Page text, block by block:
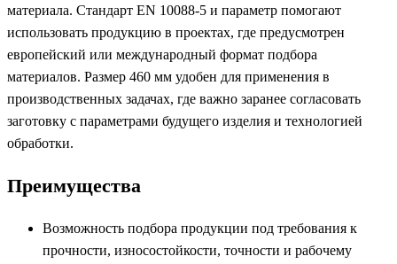
материала. Стандарт EN 10088-5 и параметр помогают
использовать продукцию в проектах, где предусмотрен
европейский или международный формат подбора
материалов. Размер 460 мм удобен для применения в
производственных задачах, где важно заранее согласовать
заготовку с параметрами будущего изделия и технологией
обработки.
Преимущества
Возможность подбора продукции под требования к
прочности, износостойкости, точности и рабочему